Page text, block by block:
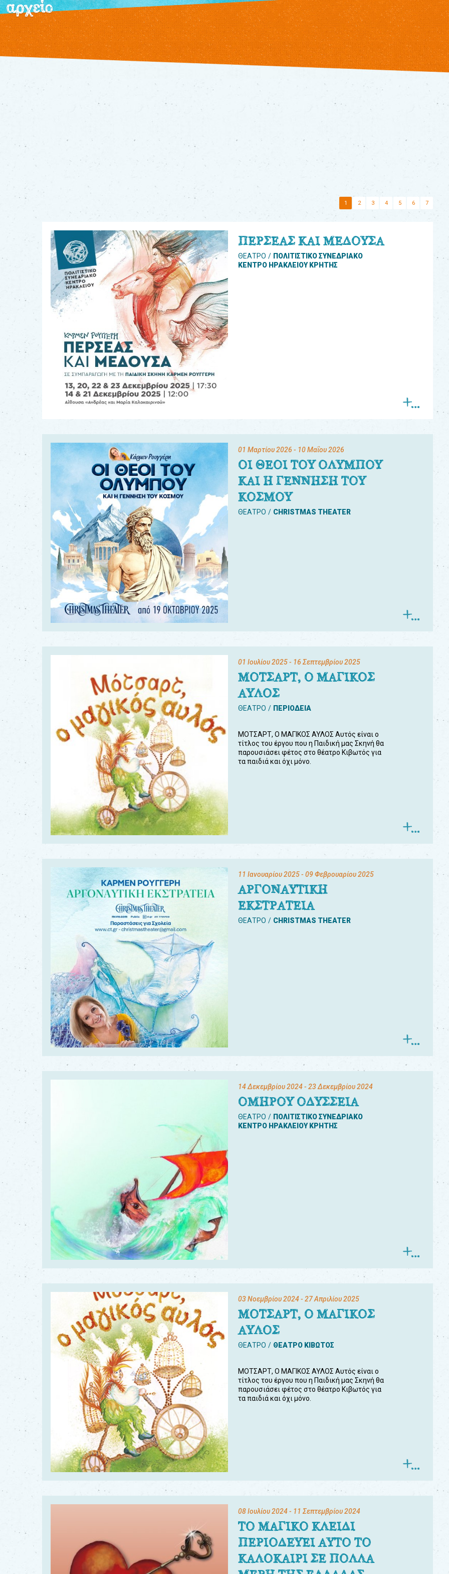
αρχείο
1 2 3 4 5 6 7
ΠΕΡΣΕΑΣ ΚΑΙ ΜΕΔΟΥΣΑ
ΘΕΑΤΡΟ
ΠΟΛΙΤΙΣΤΙΚΟ ΣΥΝΕΔΡΙΑΚΟ
ΚΕΝΤΡΟ ΗΡΑΚΛΕΙΟΥ ΚΡΗΤΗΣ
01 Μαρτίου 2026 - 10 Μαΐου 2026
ΟΙ ΘΕΟΙ ΤΟΥ ΟΛΥΜΠΟΥ
ΚΑΙ Η ΓΕΝΝΗΣΗ ΤΟΥ
ΚΟΣΜΟΥ
ΘΕΑΤΡΟ CHRISTMAS THEATER
01 Ιουλίου 2025- 16 Σεπτεμβρίου 2025
ΜΟΤΣΑΡΤ, Ο ΜΑΓΙΚΟΣ
ΑΥΛΟΣ
ΘΕΑΤΡΟ ΠΕΡΙΟΔΕΙΑ
ΜΟΤΣΑΡΤ, Ο ΜΑΓΙΚΟΣ ΑΥΛΟΣ Αυτός είναι ο
τίτλος του έργου που η Παιδική μας Σκηνή θα
παρουσιάσει φέτος στο θέατρο Κιβωτός για
τα παιδιά και όχι μόνο.
11 Ιανουαρίου 2025- 09 Φεβρουαρίου 2025
ΑΡΓΟΝΑΥΤΙΚΗ
ΕΚΣΤΡΑΤΕΙΑ
ΘΕΑΤΡΟ CHRISTMAS THEATER
14 Δεκεμβρίου 2024- 23 Δεκεμβρίου 2024
ΟΜΗΡΟΥ ΟΔΥΣΣΕΙΑ
ΘΕΑΤΡΟ
ΠΟΛΙΤΙΣΤΙΚΟ ΣΥΝΕΔΡΙΑΚΟ
ΚΕΝΤΡΟ ΗΡΑΚΛΕΙΟΥ ΚΡΗΤΗΣ
03 Νοεμβρίου 2024- 27 Απριλίου 2025
ΜΟΤΣΑΡΤ, Ο ΜΑΓΙΚΟΣ
ΑΥΛΟΣ
ΘΕΑΤΡΟ ΘΕΑΤΡΟ ΚΙΒΩΤΟΣ
ΜΟΤΣΑΡΤ, Ο ΜΑΓΙΚΟΣ ΑΥΛΟΣ Αυτός είναι ο
τίτλος του έργου που η Παιδική μας Σκηνή θα
παρουσιάσει φέτος στο θέατρο Κιβωτός για
τα παιδιά και όχι μόνο.
08 Ιουλίου 2024- 11 Σεπτεμβρίου 2024
ΤΟ ΜΑΓΙΚΟ ΚΛΕΙΔΙ
ΠΕΡΙΟΔΕΥΕΙ ΑΥΤΟ ΤΟ
ΚΑΛΟΚΑΙΡΙ ΣΕ ΠΟΛΛΑ